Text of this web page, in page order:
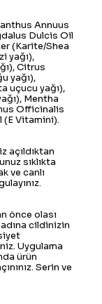
Annuus
Dulcis Oil
(Karite/Shea
yağı),
Citrus
yağı),
uçucu yağı),
Mentha
Officinalis
(E Vitamini).
açıldıktan
sıklıkta
ve canlı
önce olası
cildinizin
Uygulama
ürün
Serin ve